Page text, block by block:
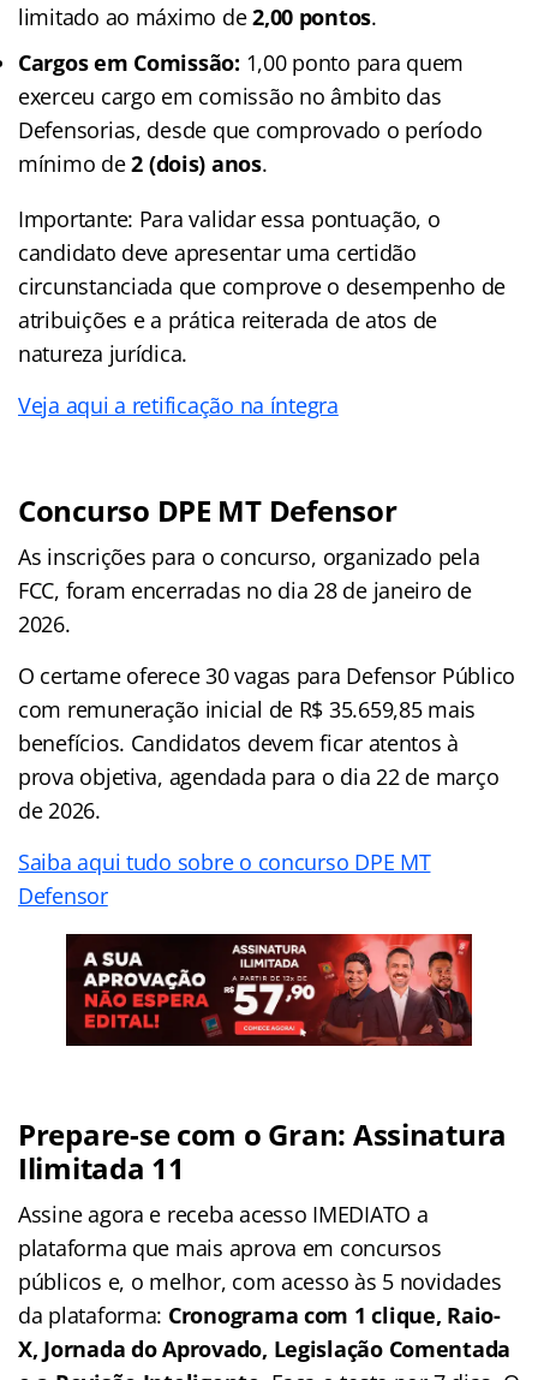
limitado ao máximo de2,00 pontos.
Cargos em Comissão: 1,00 ponto para quem
exerceu cargo em comissão no âmbito das
Defensorias, desde que comprovado o período
mínimo de2 (dois) anos.
Importante: Para validar essa pontuação, o
candidato deve apresentar uma certidão
circunstanciada que comprove o desempenho de
atribuições e a prática reiterada de atos de
natureza jurídica.
Veja aqui a retificação na íntegra
Concurso DPE MT Defensor
As inscrições para o concurso, organizado pela
FCC, foram encerradas no dia 28 de janeiro de
2026.
O certame oferece 30 vagas para Defensor Público
com remuneração inicial de R$ 35.659,85 mais
benefícios. Candidatos devem ficar atentos à
prova objetiva, agendada para o dia 22 de março
de 2026.
Saiba aqui tudo sobre o concurso DPE MT
Defensor
Prepare-se com o Gran: Assinatura
Ilimitada 11
Assine agora e receba acesso IMEDIATO a
plataforma que mais aprova em concursos
públicos e, o melhor, com acesso às 5 novidades
da plataforma: Cronograma com 1 clique, Raio-
X, Jornada do Aprovado, Legislação Comentada